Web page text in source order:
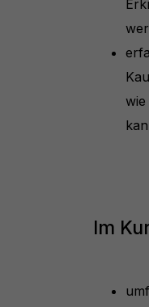
wie
Im